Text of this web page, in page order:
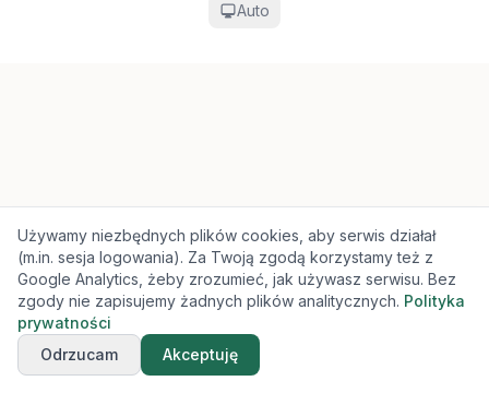
Auto
Używamy niezbędnych plików cookies, aby serwis działał
(m.in. sesja logowania). Za Twoją zgodą korzystamy też z
Google Analytics, żeby zrozumieć, jak używasz serwisu. Bez
zgody nie zapisujemy żadnych plików analitycznych. Polityka
prywatności
Odrzucam
Akceptuję